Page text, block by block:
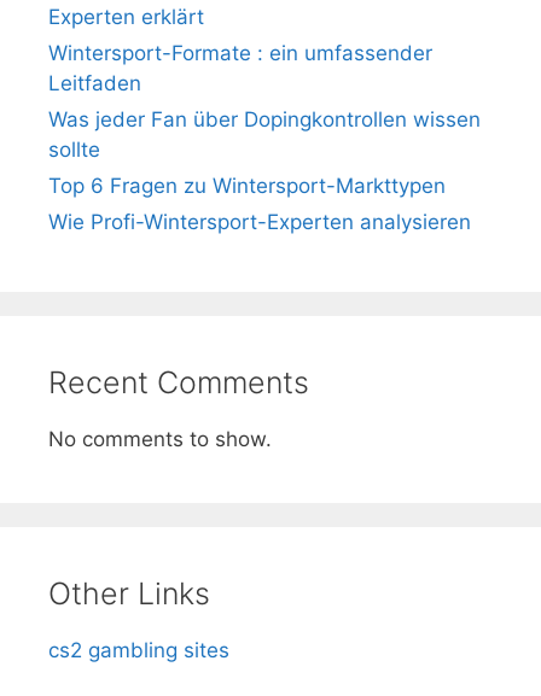
Experten erklärt
Wintersport-Formate : ein umfassender
Leitfaden
Was jeder Fan über Dopingkontrollen wissen
sollte
Top 6 Fragen zu Wintersport-Markttypen
Wie Profi-Wintersport-Experten analysieren
Recent Comments
No comments to show.
Other Links
cs2 gambling sites